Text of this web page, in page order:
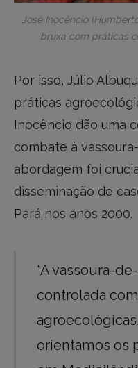
José Inocêncio
bruxa com práticas
Por isso, Júlio
práticas
Inocêncio dão uma
combate à
abordagem foi
disseminação de
Pará nos anos 2000.
“A vassoura-
controlada
orientamos os